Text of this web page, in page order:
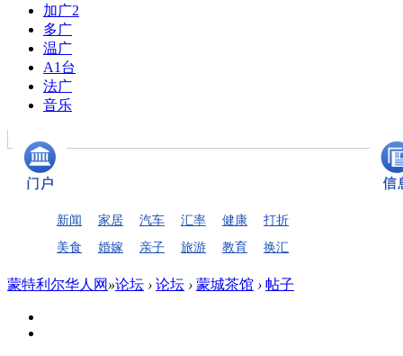
加广2
多广
温广
A1台
法广
音乐
新闻 家居 汽车 汇率 健康
打折
美食
婚嫁 亲子 旅游 教育 换汇
蒙特利尔华人网 »论坛 › 论坛 › 蒙城茶馆 › 帖子